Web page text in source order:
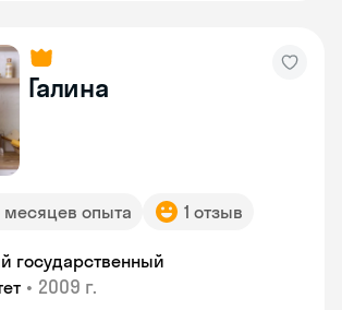
Галина
месяцев опыта 1 отзыв
государственный
• 2009 г.